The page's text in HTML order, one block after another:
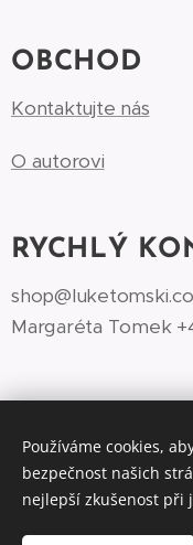
OBCHOD
Kontaktujte nás
O autorovi
RYCHLÝ
Margaréta Tomek
©Luke Tomski
Používáme cookies,
bezpečnost našich
nejlepší zkušenost při